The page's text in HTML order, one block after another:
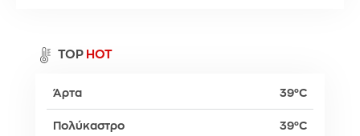
TOP HOT
Άρτα 39°C
Πολύκαστρο 39°C